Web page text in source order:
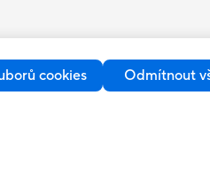
cookies Odmítnout